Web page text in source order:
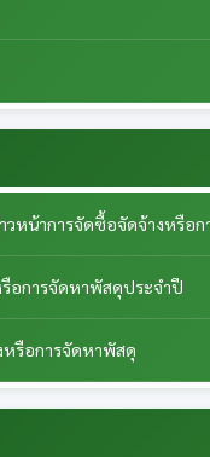
วหน้าการจัดซื้อจัดจ้างหรือ
อการจัดหาพัสดุประจำปี
หรือการจัดหาพัสดุ